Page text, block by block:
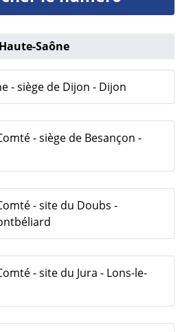
Saône
- siège de Dijon - Dijon
- siège de Besançon -
- site du Doubs -
- site du Jura - Lons-le-